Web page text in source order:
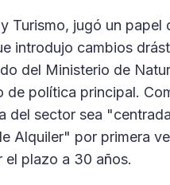
Turismo, jugó un papel
introdujo cambios
del Ministerio de
de política principal.
sector sea
Alquiler" por primera
el plazo a 30 años.